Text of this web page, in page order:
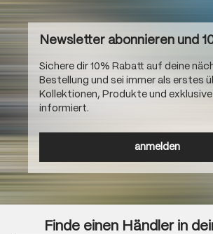
Newsletter abonnieren und
Sichere dir 10% Rabatt auf deine
Bestellung und sei immer als erstes
Kollektionen, Produkte und
informiert.
anmelden
Finde einen Händler in